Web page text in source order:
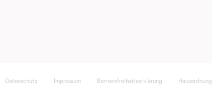
Datenschutz Impressum Barrierefreiheitserklärung Hausordnung